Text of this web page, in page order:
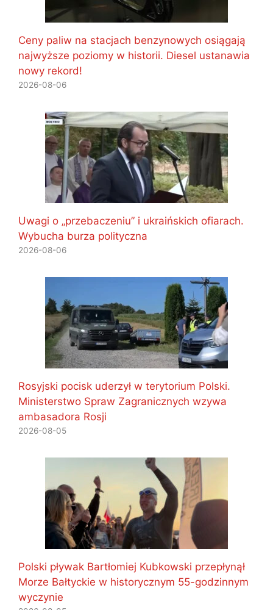
Ceny paliw na stacjach benzynowych osiągają
najwyższe poziomy w historii. Diesel ustanawia
nowy rekord!
2026-08-06
Uwagi o „przebaczeniu” i ukraińskich ofiarach.
Wybucha burza polityczna
2026-08-06
Rosyjski pocisk uderzył w terytorium Polski.
Ministerstwo Spraw Zagranicznych wzywa
ambasadora Rosji
2026-08-05
Polski pływak Bartłomiej Kubkowski przepłynął
Morze Bałtyckie w historycznym 55-godzinnym
wyczynie